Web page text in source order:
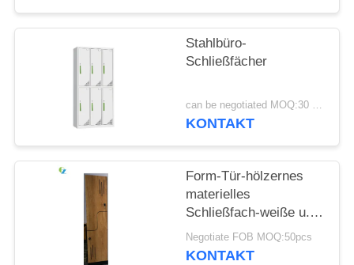
Stahlbüro-
Schließfächer
can be negotiated MOQ:30 Stück
KONTAKT
Form-Tür-hölzernes
materielles
Schließfach-weiße u.
natürliche Eiche
Elegent neue Entwurfs-
Negotiate FOB MOQ:50pcs
KONTAKT